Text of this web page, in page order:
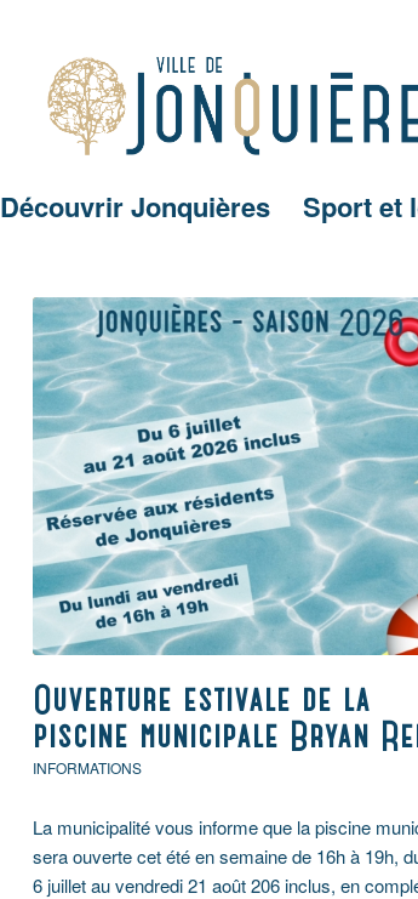
Découvrir Jonquières Sport et
Ouverture estivale de la
piscine municipale Bryan
INFORMATIONS
La municipalité vous informe que la piscine
sera ouverte cet été en semaine de 16h à 19h,
6 juillet au vendredi 21 août 206 inclus, en